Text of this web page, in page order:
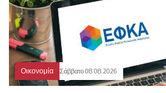
Οικονομία Σάββατο 08.08.2026